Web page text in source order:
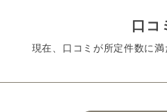
口コ
現在、口コミが所定件数に